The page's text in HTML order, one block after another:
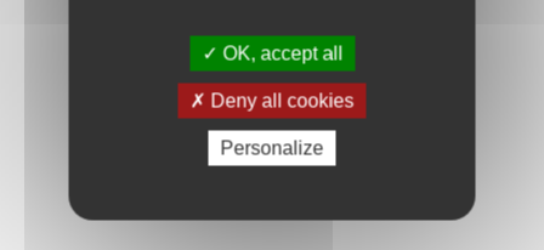
OK, accept all
Deny all cookies
Personalize